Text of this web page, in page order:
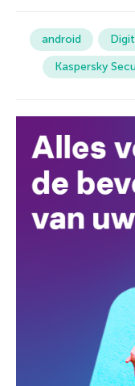
android
Kaspersky